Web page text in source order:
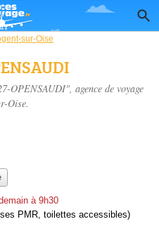
sur-Oise
OPENSAUDI", agence de voyage
Oise.
à 9h30
PMR, toilettes accessibles)